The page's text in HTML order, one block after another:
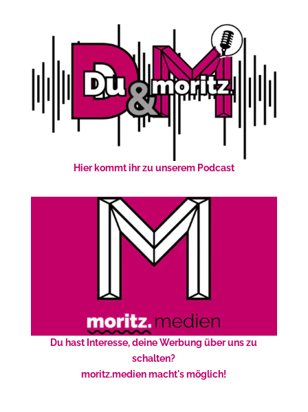
Hier kommt ihr zu unserem Podcast
Du hast Interesse, deine Werbung über uns zu
schalten?
moritz.medien macht's möglich!